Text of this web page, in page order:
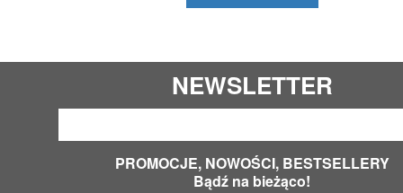
NEWSLETTER
PROMOCJE, NOWOŚCI, BESTSELLERY
Bądź na bieżąco!